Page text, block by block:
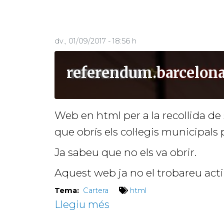
dv., 01/09/2017 - 18:56 h
Web en html per a la recollida
que obrís els col·legis
Ja sabeu que no els va obrir.
Aquest web ja no el trobareu
Tema: Cartera html
Llegiu més